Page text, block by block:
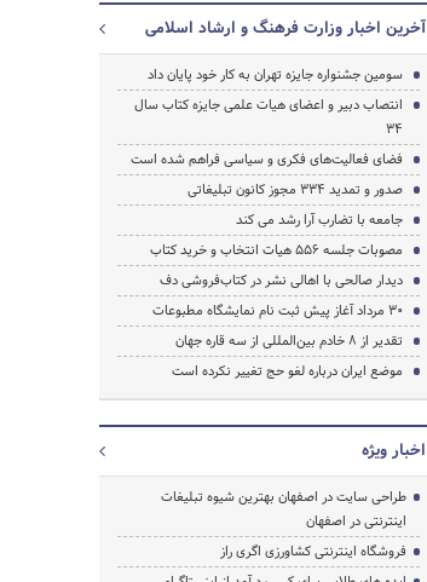
آخرین اخبار وزارت فرهنگ و ارشاد اسلامی
سومین جشنواره جایزه تهران به کار خود پایان داد
انتصاب دبیر و اعضای هیات علمی جایزه کتاب سال
34
فضای فعالیت‌های فکری و سیاسی فراهم شده است
صدور و تمدید 334 مجوز کانون تبلیغاتی
جامعه با تضارب آرا رشد می کند
مصوبات جلسه 556 هیات انتخاب و خرید کتاب
دیدار صالحی با اهالی نشر در کتاب‌فروشی دف
30 مرداد آغاز پیش ثبت نام نمایشگاه مطبوعات
تقدیر از 8 خادم بین‌المللی از سه قاره جهان
موضع ایران درباره‌ لغو حج تغییر نکرده است
اخبار ویژه
طراحی سایت در اصفهان بهترین شیوه تبلیغات
اینترنتی در اصفهان
فروشگاه اینترنتی کشاورزی اگری راز